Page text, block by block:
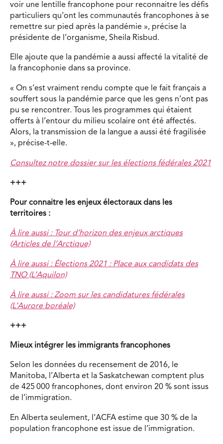
voir une lentille francophone pour reconnaitre les défis
particuliers qu’ont les communautés francophones à se
remettre sur pied après la pandémie », précise la
présidente de l’organisme, Sheila Risbud.
Elle ajoute que la pandémie a aussi affecté la vitalité de
la francophonie dans sa province.
« On s’est vraiment rendu compte que le fait français a
souffert sous la pandémie parce que les gens n’ont pas
pu se rencontrer. Tous les programmes qui étaient
offerts à l’entour du milieu scolaire ont été affectés.
Alors, la transmission de la langue a aussi été fragilisée
», précise-t-elle.
Consultez notre dossier sur les élections fédérales 2021
+++
Pour connaitre les enjeux électoraux dans les
territoires :
À lire aussi : Tour d’horizon des enjeux arctiques
(Articles de l’Arctique)
À lire aussi : Élections 2021 : Place aux candidats des
TNO (L’Aquilon)
À lire aussi : Zoom sur les candidatures fédérales
(L’Aurore boréale)
+++
Mieux intégrer les immigrants francophones
Selon les données du recensement de 2016, le
Manitoba, l’Alberta et la Saskatchewan comptent plus
de 425 000 francophones, dont environ 20 % sont issus
de l’immigration.
En Alberta seulement, l’ACFA estime que 30 % de la
population francophone est issue de l’immigration.